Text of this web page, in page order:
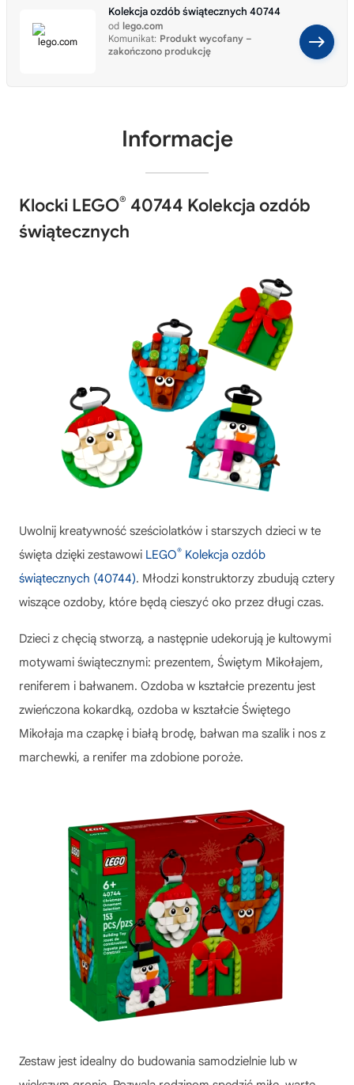
Kolekcja ozdób świątecznych 40744
od lego.com
Komunikat: Produkt wycofany –
zakończono produkcję
Informacje
Klocki LEGO® 40744 Kolekcja ozdób
świątecznych
Uwolnij kreatywność sześciolatków i starszych dzieci w te
święta dzięki zestawowi LEGO® Kolekcja ozdób
świątecznych (40744). Młodzi konstruktorzy zbudują cztery
wiszące ozdoby, które będą cieszyć oko przez długi czas.
Dzieci z chęcią stworzą, a następnie udekorują je kultowymi
motywami świątecznymi: prezentem, Świętym Mikołajem,
reniferem i bałwanem. Ozdoba w kształcie prezentu jest
zwieńczona kokardką, ozdoba w kształcie Świętego
Mikołaja ma czapkę i białą brodę, bałwan ma szalik i nos z
marchewki, a renifer ma zdobione poroże.
Zestaw jest idealny do budowania samodzielnie lub w